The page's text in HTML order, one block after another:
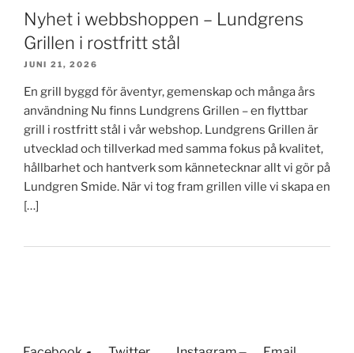
Nyhet i webbshoppen – Lundgrens
Grillen i rostfritt stål
JUNI 21, 2026
En grill byggd för äventyr, gemenskap och många års
användning Nu finns Lundgrens Grillen – en flyttbar
grill i rostfritt stål i vår webshop. Lundgrens Grillen är
utvecklad och tillverkad med samma fokus på kvalitet,
hållbarhet och hantverk som kännetecknar allt vi gör på
Lundgren Smide. När vi tog fram grillen ville vi skapa en
[…]